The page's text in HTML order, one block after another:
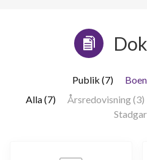
Publik (7)
Alla (7)
Årsredovisning (3)